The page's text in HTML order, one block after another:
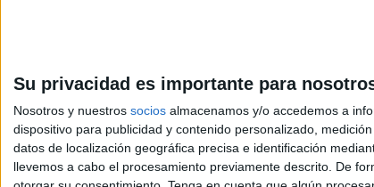
Su privacidad es importante para
Nosotros y nuestros socios almacenamos y/o accedemos a
dispositivo para publicidad y contenido personalizado,
datos de localización geográfica precisa e identificación
llevemos a cabo el procesamiento previamente descrito. De
© 2003-2026